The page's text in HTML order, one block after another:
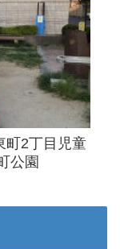
2丁目児童
公園